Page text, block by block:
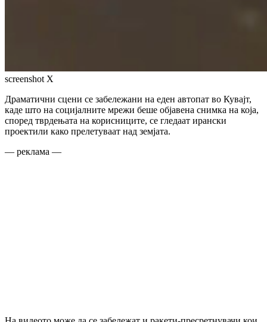
screenshot X
Драматични сцени се забележани на еден автопат во Кувајт,
каде што на социјалните мрежи беше објавена снимка на која,
според тврдењата на корисниците, се гледаат ирански
проектили како прелетуваат над земјата.
— реклама —